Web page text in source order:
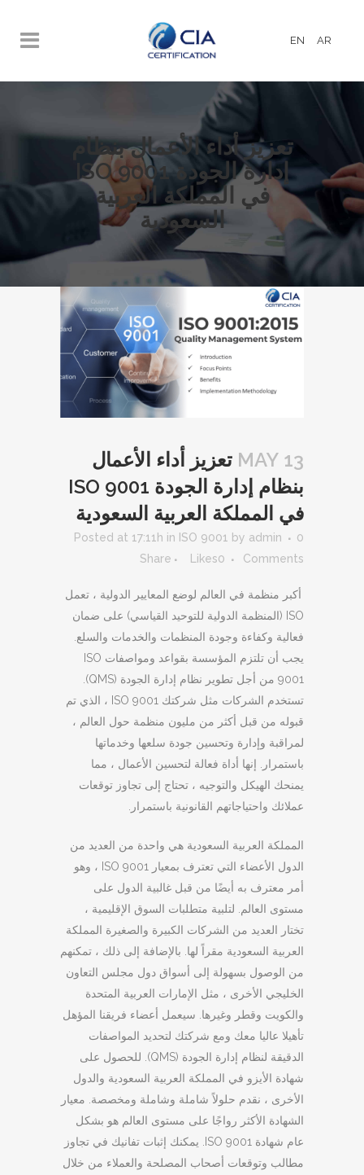
EN AR
تعزيز أداء الأعمال بنظام
إدارة الجودة ISO 9001
في المملكة العربية
السعودية
13 MAY
تعزيز أداء الأعمال
بنظام إدارة الجودة ISO 9001
في المملكة العربية السعودية
Posted at 17:11h in ISO 9001 by admin
0
Comments
0
Likes
Share
أكبر منظمة في العالم لوضع المعايير الدولية ، تعمل
ISO (المنظمة الدولية للتوحيد القياسي) على ضمان
فعالية وكفاءة وجودة المنظمات والخدمات والسلع.
يجب أن تلتزم المؤسسة بقواعد ومواصفات ISO
9001 من أجل تطوير نظام إدارة الجودة (QMS).
تستخدم الشركات مثل شركتك ISO 9001 ، الذي تم
قبوله من قبل أكثر من مليون منظمة حول العالم ،
لمراقبة وإدارة وتحسين جودة سلعها وخدماتها
باستمرار. إنها أداة فعالة لتحسين الأعمال ، مما
يمنحك الهيكل والتوجيه ، تحتاج إلى تجاوز توقعات
عملائك واحتياجاتهم القانونية باستمرار.
المملكة العربية السعودية هي واحدة من العديد من
الدول الأعضاء التي تعترف بمعيار ISO 9001 ، وهو
أمر معترف به أيضًا من قبل غالبية الدول على
مستوى العالم. لتلبية متطلبات السوق الإقليمية ،
تختار العديد من الشركات الكبيرة والصغيرة المملكة
العربية السعودية مقراً لها. بالإضافة إلى ذلك ، تمكنهم
من الوصول بسهولة إلى أسواق دول مجلس التعاون
الخليجي الأخرى ، مثل الإمارات العربية المتحدة
والكويت وقطر وغيرها. سيعمل أعضاء فريقنا المؤهل
تأهيلا عاليا معك ومع شركتك لتحديد المواصفات
الدقيقة لنظام إدارة الجودة (QMS). للحصول على
شهادة الأيزو في المملكة العربية السعودية والدول
الأخرى ، نقدم حلولاً شاملة وشاملة ومخصصة. معيار
الشهادة الأكثر رواجًا على مستوى العالم هو بشكل
عام شهادة ISO 9001. يمكنك إثبات تفانيك في تجاوز
مطالب وتوقعات أصحاب المصلحة والعملاء من خلال